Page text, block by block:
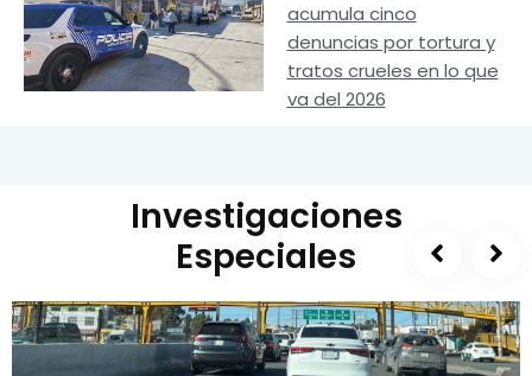
acumula cinco
denuncias por tortura y
tratos crueles en lo que
va del 2026
Investigaciones
Especiales